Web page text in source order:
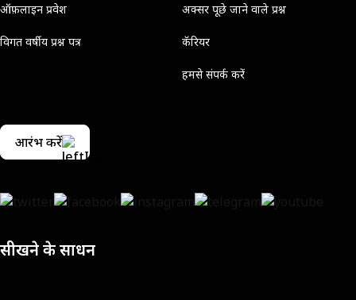
ऑफ़लाइन प्रवेश
विगत वर्षीय प्रश्न पत्र
अक्सर पूछे जाने वाले प्रश्न
कॅरियर
हमसे संपर्क करें
आरंभ करें
सीखने के साधन